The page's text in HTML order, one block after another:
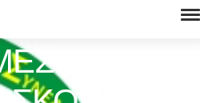
ΟΙ